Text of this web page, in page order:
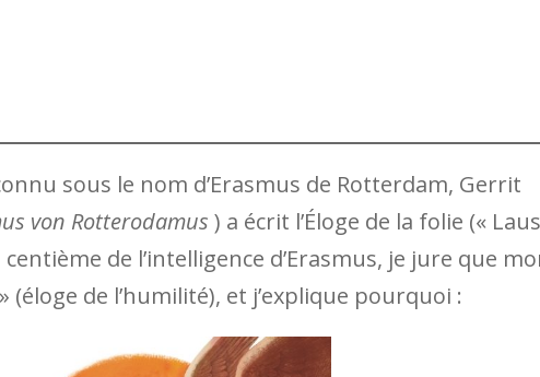
sous le nom d’Erasmus de Rotterdam, Gerrit
von Rotterodamus ) a écrit l’Éloge de la folie (« Laus
centième de l’intelligence d’Erasmus, je jure que
de l’humilité), et j’explique pourquoi :